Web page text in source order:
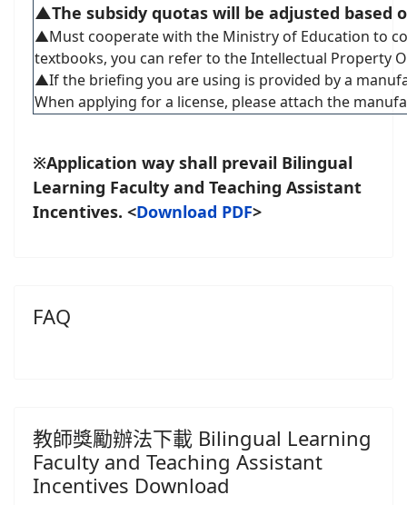
▲The subsidy quotas will be adjusted
▲Must cooperate with the Ministry of Education to
textbooks, you can refer to the Intellectual Property
▲If the briefing you are using is provided by a
When applying for a license, please attach the
※Application way shall prevail Bilingual
Learning Faculty and Teaching Assistant
Incentives. <Download PDF>
FAQ
教師獎勵辦法下載 Bilingual Learning
Faculty and Teaching Assistant
Incentives Download